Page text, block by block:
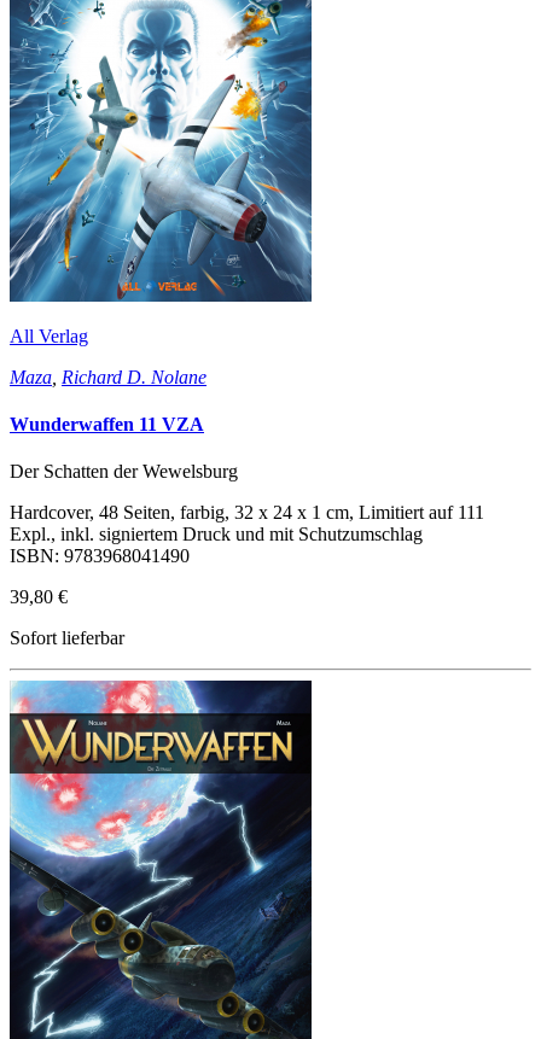
All Verlag
Maza Richard D. Nolane
Wunderwaffen 11 VZA
Der Schatten der Wewelsburg
Hardcover, 48 Seiten, farbig, 32 x 24 x 1 cm, Limitiert auf 111
Expl., inkl. signiertem Druck und mit Schutzumschlag
ISBN: 9783968041490
39,80 €
Sofort lieferbar